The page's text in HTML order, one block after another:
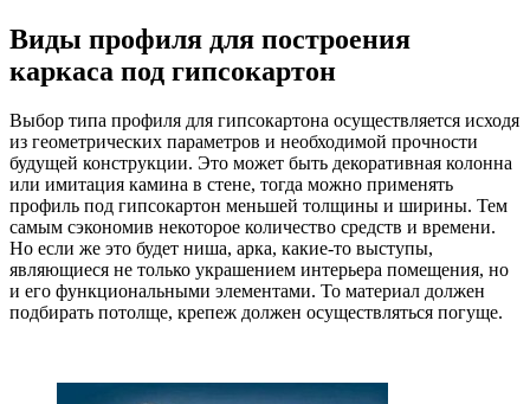
Виды профиля для построения
каркаса под гипсокартон
Выбор типа профиля для гипсокартона осуществляется исходя
из геометрических параметров и необходимой прочности
будущей конструкции. Это может быть декоративная колонна
или имитация камина в стене, тогда можно применять
профиль под гипсокартон меньшей толщины и ширины. Тем
самым сэкономив некоторое количество средств и времени.
Но если же это будет ниша, арка, какие-то выступы,
являющиеся не только украшением интерьера помещения, но
и его функциональными элементами. То материал должен
подбирать потолще, крепеж должен осуществляться погуще.